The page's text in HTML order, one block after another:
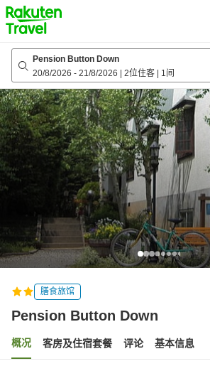
to
top
page
Pension Button Down
20/8/2026 - 21/8/2026 2位住客 1间
膳食旅馆
Pension Button Down
概况 客房及住宿套餐 评论 基本信息